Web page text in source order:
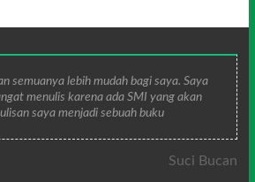
semuanya lebih mudah bagi saya. Saya
menulis karena ada SMI yang akan
saya menjadi sebuah buku
Suci Bucan